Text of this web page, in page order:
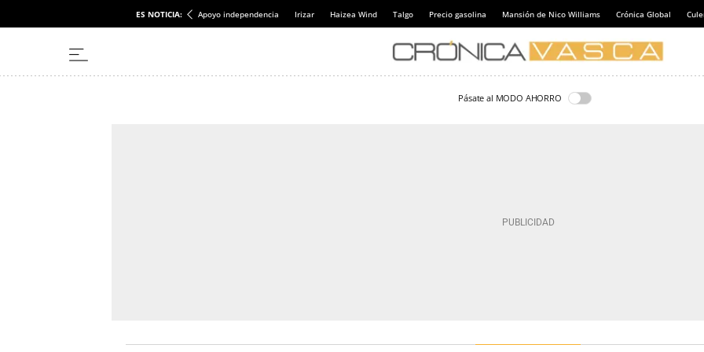
ES NOTICIA: Apoyo independencia Irizar Haizea Wind Talgo Precio gasolina Mansión de Nico Williams Crónica Global
Pásate al MODO AHORRO